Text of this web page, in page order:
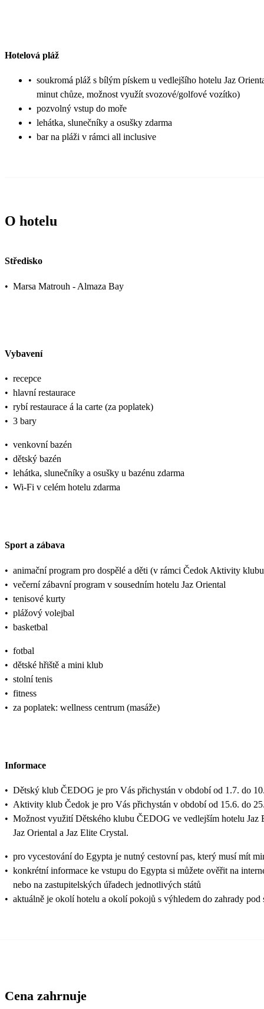
Hotelová pláž
• soukromá pláž s bílým pískem u vedlejšího hotelu Jaz
minut chůze, možnost využít svozové/golfové vozítko)
• pozvolný vstup do moře
• lehátka, slunečníky a osušky zdarma
• bar na pláži v rámci all inclusive
O hotelu
Středisko
• Marsa Matrouh - Almaza Bay
Vybavení
• recepce
• hlavní restaurace
• rybí restaurace á la carte (za poplatek)
• 3 bary
• venkovní bazén
• dětský bazén
• lehátka, slunečníky a osušky u bazénu zdarma
• Wi-Fi v celém hotelu zdarma
Sport a zábava
• animační program pro dospělé a děti (v rámci Čedok Aktivity
• večerní zábavní program v sousedním hotelu Jaz Oriental
• tenisové kurty
• plážový volejbal
• basketbal
• fotbal
• dětské hřiště a mini klub
• stolní tenis
• fitness
• za poplatek: wellness centrum (masáže)
Informace
• Dětský klub ČEDOG je pro Vás přichystán v období od 1.7. do
• Aktivity klub Čedok je pro Vás přichystán v období od 15.6. do
• Možnost využití Dětského klubu ČEDOG ve vedlejším hotelu
Jaz Oriental a Jaz Elite Crystal.
• pro vycestování do Egypta je nutný cestovní pas, který musí mít
• konkrétní informace ke vstupu do Egypta si můžete ověřit na
nebo na zastupitelských úřadech jednotlivých států
• aktuálně je okolí hotelu a okolí pokojů s výhledem do zahrady pod
Cena zahrnuje